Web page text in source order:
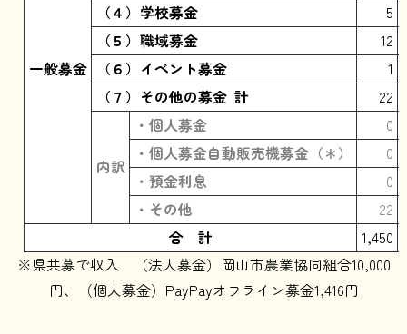
一般募金
（４）学校募金
5
（５）職域募金
12
（６）イベント募金
1
（７）その他の募金 計
22
内訳
・個人募金
0
・個人募金自動販売機募金（＊）
0
・預金利息
0
・その他
22
合 計
1,450
※県共募で収入 （法人募金）岡山市農業協同組合10,000
円、（個人募金）PayPayオフライン募金1,416円